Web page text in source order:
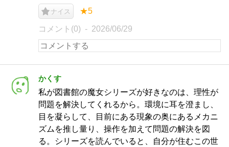
ナイス ★5
コメント(0) 2026/06/29
かくす
私が図書館の魔女シリーズが好きなのは、理性が
問題を解決してくれるから。環境に耳を澄まし、
目を凝らして、目前にある現象の奥にあるメカニ
ズムを推し量り、操作を加えて問題の解決を図
る。シリーズを読んでいると、自分が住むこの世